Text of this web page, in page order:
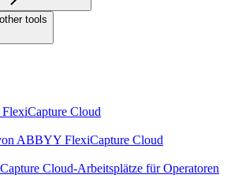
tools
Cloud
ABBYY FlexiCapture Cloud
Cloud-Arbeitsplätze für Operatoren